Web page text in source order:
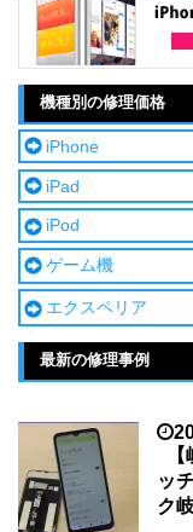
機種別の修理価格
iPhone
iPad
iPod
ゲーム機
エクスペリア
最新の修理事例
ッ
ク